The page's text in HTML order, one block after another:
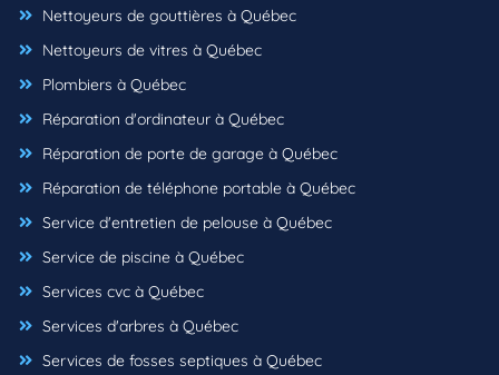
Nettoyeurs de gouttières à Québec
Nettoyeurs de vitres à Québec
Plombiers à Québec
Réparation d'ordinateur à Québec
Réparation de porte de garage à Québec
Réparation de téléphone portable à Québec
Service d'entretien de pelouse à Québec
Service de piscine à Québec
Services cvc à Québec
Services d'arbres à Québec
Services de fosses septiques à Québec